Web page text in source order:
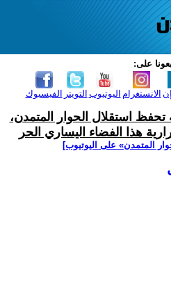
على:
الفيسبوك التويتر اليوتيوب الانستغرام
تحفظ استقلال الحوار المتمدن،
هذا الفضاء اليساري الحر
المتمدن» على اليوتيوب]